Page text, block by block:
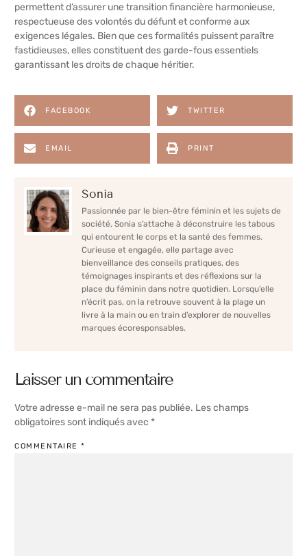
permettent d’assurer une transition financière harmonieuse,
respectueuse des volontés du défunt et conforme aux
exigences légales. Bien que ces formalités puissent paraître
fastidieuses, elles constituent des garde-fous essentiels
garantissant les droits de chaque héritier.
FACEBOOK TWITTER
EMAIL PRINT
Sonia
Passionnée par le bien-être féminin et les sujets de
société, Sonia s’attache à déconstruire les tabous
qui entourent le corps et la santé des femmes.
Curieuse et engagée, elle partage avec
bienveillance des conseils pratiques, des
témoignages inspirants et des réflexions sur la
place du féminin dans notre quotidien. Lorsqu’elle
n’écrit pas, on la retrouve souvent à la plage un
livre à la main ou en train d’explorer de nouvelles
marques écoresponsables.
Laisser un commentaire
Votre adresse e-mail ne sera pas publiée. Les champs
obligatoires sont indiqués avec *
COMMENTAIRE *